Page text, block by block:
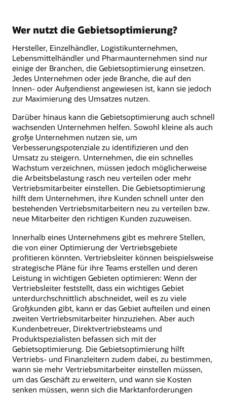
Wer nutzt die Gebietsoptimierung?
Hersteller, Einzelhändler, Logistikunternehmen,
Lebensmittelhändler und Pharmaunternehmen sind nur
einige der Branchen, die Gebietsoptimierung einsetzen.
Jedes Unternehmen oder jede Branche, die auf den
Innen- oder Außendienst angewiesen ist, kann sie jedoch
zur Maximierung des Umsatzes nutzen.
Darüber hinaus kann die Gebietsoptimierung auch schnell
wachsenden Unternehmen helfen. Sowohl kleine als auch
große Unternehmen nutzen sie, um
Verbesserungspotenziale zu identifizieren und den
Umsatz zu steigern. Unternehmen, die ein schnelles
Wachstum verzeichnen, müssen jedoch möglicherweise
die Arbeitsbelastung rasch neu verteilen oder mehr
Vertriebsmitarbeiter einstellen. Die Gebietsoptimierung
hilft dem Unternehmen, ihre Kunden schnell unter den
bestehenden Vertriebsmitarbeitern neu zu verteilen bzw.
neue Mitarbeiter den richtigen Kunden zuzuweisen.
Innerhalb eines Unternehmens gibt es mehrere Stellen,
die von einer Optimierung der Vertriebsgebiete
profitieren könnten. Vertriebsleiter können beispielsweise
strategische Pläne für ihre Teams erstellen und deren
Leistung in wichtigen Gebieten optimieren: Wenn der
Vertriebsleiter feststellt, dass ein wichtiges Gebiet
unterdurchschnittlich abschneidet, weil es zu viele
Großkunden gibt, kann er das Gebiet aufteilen und einen
zweiten Vertriebsmitarbeiter hinzuziehen. Aber auch
Kundenbetreuer, Direktvertriebsteams und
Produktspezialisten befassen sich mit der
Gebietsoptimierung. Die Gebietsoptimierung hilft
Vertriebs- und Finanzleitern zudem dabei, zu bestimmen,
wann sie mehr Vertriebsmitarbeiter einstellen müssen,
um das Geschäft zu erweitern, und wann sie Kosten
senken müssen, wenn sich die Marktanforderungen